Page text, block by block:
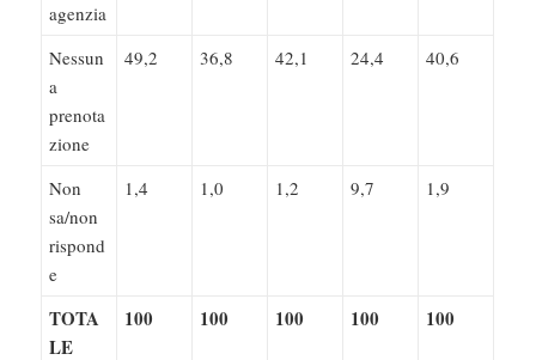
agenzia
Nessun
a
prenota
zione
49,2 36,8 42,1 24,4 40,6
Non
sa/non
rispond
e
1,4 1,0 1,2 9,7 1,9
TOTA
LE
100 100 100 100 100